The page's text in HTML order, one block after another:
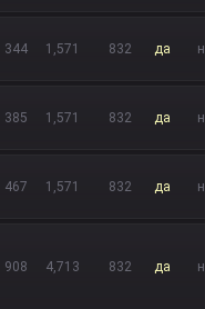
344 1,571 832 да
385 1,571 832 да
467 1,571 832 да
908 4,713 832 да